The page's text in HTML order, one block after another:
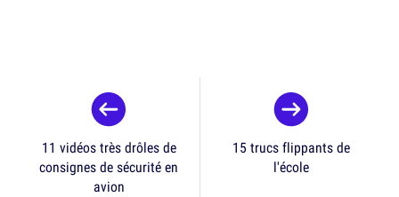
11 vidéos très drôles de
consignes de sécurité en
avion
15 trucs flippants de
l'école